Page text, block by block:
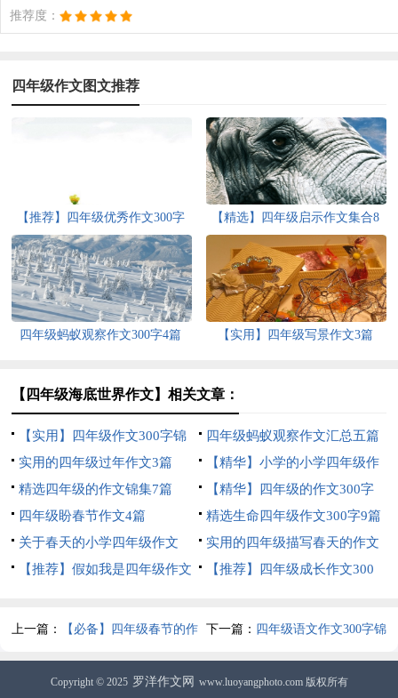
推荐度：
四年级作文图文推荐
【推荐】四年级优秀作文300字
汇编9篇
【精选】四年级启示作文集合8
篇
四年级蚂蚁观察作文300字4篇 【实用】四年级写景作文3篇
【四年级海底世界作文】相关文章：
【实用】四年级作文300字锦
集5篇
四年级蚂蚁观察作文汇总五篇
实用的四年级过年作文3篇
【精华】小学的小学四年级作
文1200字集锦7篇
精选四年级的作文锦集7篇
【精华】四年级的作文300字
合集九篇
四年级盼春节作文4篇
精选生命四年级作文300字9篇
关于春天的小学四年级作文
400字8篇
实用的四年级描写春天的作文
合集六篇
【推荐】假如我是四年级作文
【推荐】四年级成长作文300
上一篇： 【必备】四年级春节的作
文四篇
下一篇： 四年级语文作文300字锦
集七篇
Copyright © 2025 罗洋作文网 www.luoyangphoto.com 版权所有